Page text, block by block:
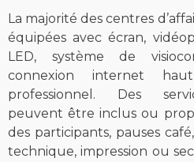
La majorité des centres
équipées avec écran,
LED, système de
connexion internet
professionnel. Des
peuvent être inclus ou
des participants, pauses
technique, impression ou